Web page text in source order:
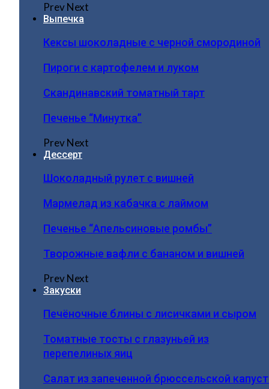
PrevNext
Выпечка
Кексы шоколадные с черной смородиной
Пироги c картофелем и луком
Скандинавский томатный тарт
Печенье “Минутка”
PrevNext
Дессерт
Шоколадный рулет с вишней
Мармелад из кабачка с лаймом
Печенье “Апельсиновые ромбы”
Творожные вафли с бананом и вишней
PrevNext
Закуски
Печёночные блины с лисичками и сыром
Томатные тосты с глазуньей из
перепелиных яиц
Салат из запеченной брюссельской